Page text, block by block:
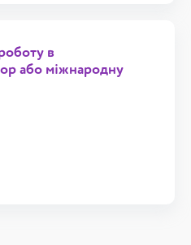
в
або міжнародну